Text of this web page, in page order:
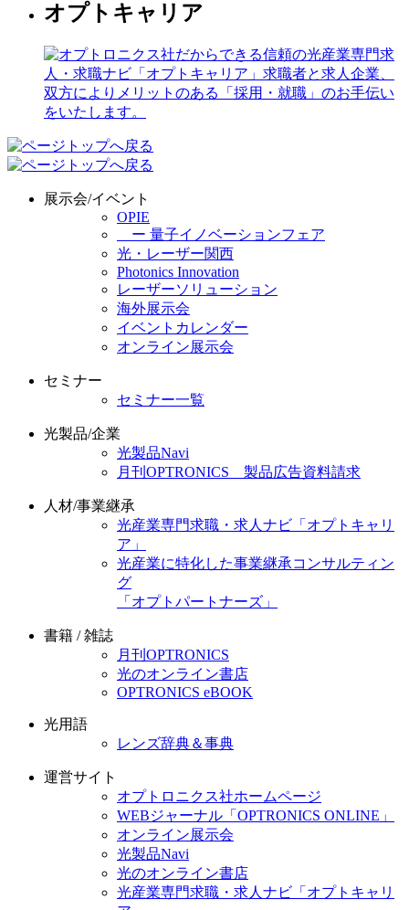
オプトキャリア
展示会/イベント
OPIE
ー 量子イノベーションフェア
光・レーザー関西
Photonics Innovation
レーザーソリューション
海外展示会
イベントカレンダー
オンライン展示会
セミナー
セミナー一覧
光製品/企業
光製品Navi
月刊OPTRONICS 製品広告資料請求
人材/事業継承
光産業専門求職・求人ナビ「オプトキャリ
ア」
光産業に特化した事業継承コンサルティン
グ
「オプトパートナーズ」
書籍 / 雑誌
月刊OPTRONICS
光のオンライン書店
OPTRONICS eBOOK
光用語
レンズ辞典＆事典
運営サイト
オプトロニクス社ホームページ
WEBジャーナル「OPTRONICS ONLINE」
オンライン展示会
光製品Navi
光のオンライン書店
光産業専門求職・求人ナビ「オプトキャリ